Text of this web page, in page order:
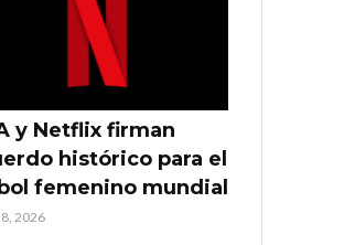
y Netflix firman
histórico para el
femenino mundial
2026